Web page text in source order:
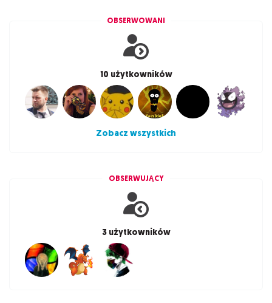
OBSERWOWANI
10 użytkowników
Zobacz wszystkich
OBSERWUJĄCY
3 użytkowników